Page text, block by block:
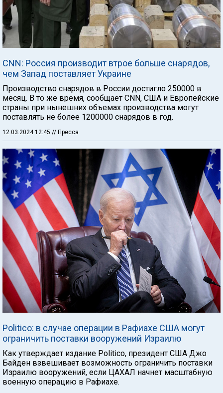
CNN: Россия производит втрое больше снарядов,
чем Запад поставляет Украине
Производство снарядов в России достигло 250000 в
месяц. В то же время, сообщает CNN, США и Европейские
страны при нынешних объемах производства могут
поставлять не более 1200000 снарядов в год.
12.03.2024 12:45 // Пресса
Politico: в случае операции в Рафиахе США могут
ограничить поставки вооружений Израилю
Как утверждает издание Politico, президент США Джо
Байден взвешивает возможность ограничить поставки
Израилю вооружений, если ЦАХАЛ начнет масштабную
военную операцию в Рафиахе.